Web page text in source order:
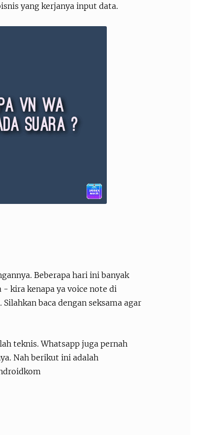
yang kerjanya input data.
Beberapa hari ini banyak
kira kenapa ya voice note di
baca dengan seksama agar
teknis. Whatsapp juga pernah
Nah berikut ini adalah